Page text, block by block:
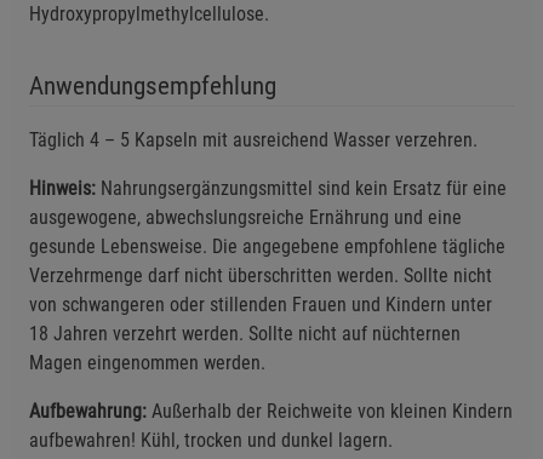
Hydroxypropylmethylcellulose.
Anwendungsempfehlung
Täglich 4 – 5 Kapseln mit ausreichend Wasser verzehren.
Hinweis: Nahrungsergänzungsmittel sind kein Ersatz für eine
ausgewogene, abwechslungsreiche Ernährung und eine
gesunde Lebensweise. Die angegebene empfohlene tägliche
Verzehrmenge darf nicht überschritten werden. Sollte nicht
von schwangeren oder stillenden Frauen und Kindern unter
18 Jahren verzehrt werden. Sollte nicht auf nüchternen
Magen eingenommen werden.
Aufbewahrung: Außerhalb der Reichweite von kleinen Kindern
aufbewahren! Kühl, trocken und dunkel lagern.
Funktionale Cookies (1)
Beschreibung Funktionale Cookies
Cookie-Informationen anzeigen
Statistik Cookies (2) Statistik Cookies
Beschreibung Statistik Cookies
Cookie-Informationen anzeigen
Marketing Cookies (3)
Beschreibung Marketing Cookies